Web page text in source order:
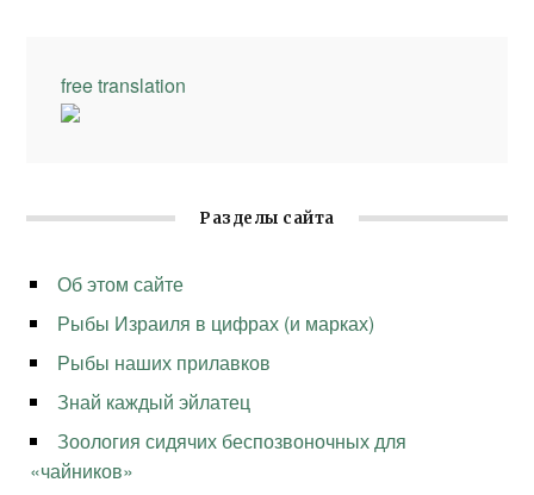
free translation
Разделы сайта
Об этом сайте
Рыбы Израиля в цифрах (и марках)
Рыбы наших прилавков
Знай каждый эйлатец
Зоология сидячих беспозвоночных для
«чайников»